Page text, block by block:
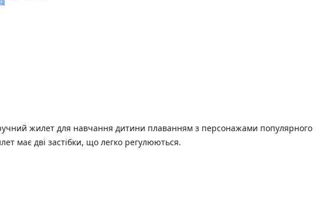
жилет для навчання дитини плаванням з персонажами популярного
має дві застібки, що легко регулюються.